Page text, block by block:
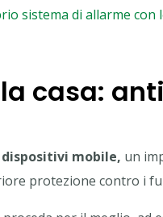
sistema di allarme con
casa:
mobile, un
protezione contro i